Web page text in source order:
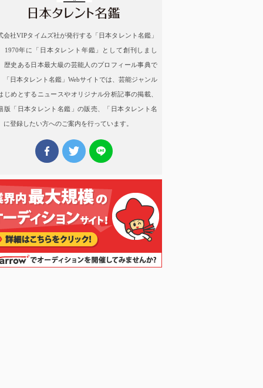
会社VIPタイムズ社が発行する「日本タレント名鑑」
1970年に「日本タレント年鑑」として創刊しまし
歴史ある日本最大級の芸能人のプロフィール事典で
「日本タレント名鑑」Webサイトでは、芸能ジャンル
じめとするニュースやオリジナル分析記事の掲載、
版「日本タレント名鑑」の販売、「日本タレント名
に登録したい方へのご案内を行っています。